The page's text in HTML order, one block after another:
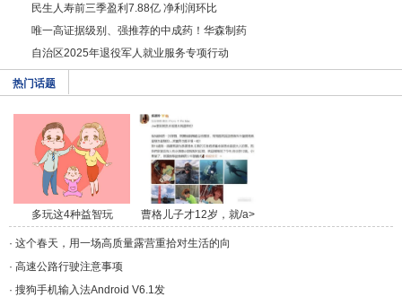
民生人寿前三季盈利7.88亿 净利润环比
唯一高证据级别、强推荐的中成药！华森制药
自治区2025年退役军人就业服务专项行动
热门话题
多玩这4种益智玩
具，/a>
曹格儿子才12岁，就/a>
· 这个春天，用一场高质量露营重拾对生活的向
· 高速公路行驶注意事项
· 搜狗手机输入法Android V6.1发